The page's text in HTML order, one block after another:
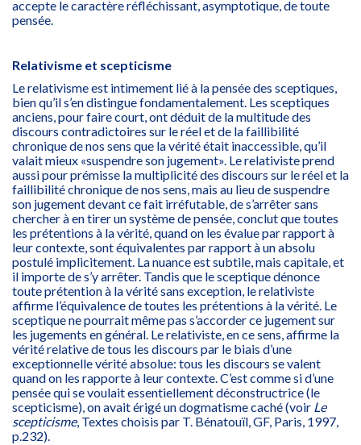
accepte le caractère réfléchissant, asymptotique, de toute
pensée.
Relativisme et scepticisme
Le relativisme est intimement lié à la pensée des sceptiques,
bien qu’il s’en distingue fondamentalement. Les sceptiques
anciens, pour faire court, ont déduit de la multitude des
discours contradictoires sur le réel et de la faillibilité
chronique de nos sens que la vérité était inaccessible, qu’il
valait mieux «suspendre son jugement». Le relativiste prend
aussi pour prémisse la multiplicité des discours sur le réel et la
faillibilité chronique de nos sens, mais au lieu de suspendre
son jugement devant ce fait irréfutable, de s’arrêter sans
chercher à en tirer un système de pensée, conclut que toutes
les prétentions à la vérité, quand on les évalue par rapport à
leur contexte, sont équivalentes par rapport à un absolu
postulé implicitement. La nuance est subtile, mais capitale, et
il importe de s’y arrêter. Tandis que le sceptique dénonce
toute prétention à la vérité sans exception, le relativiste
affirme l’équivalence de toutes les prétentions à la vérité. Le
sceptique ne pourrait même pas s’accorder ce jugement sur
les jugements en général. Le relativiste, en ce sens, affirme la
vérité relative de tous les discours par le biais d’une
exceptionnelle vérité absolue: tous les discours se valent
quand on les rapporte à leur contexte. C’est comme si d’une
pensée qui se voulait essentiellement déconstructrice (le
scepticisme), on avait érigé un dogmatisme caché (voir Le
scepticisme, Textes choisis par T. Bénatouïl, GF, Paris, 1997,
p.232).